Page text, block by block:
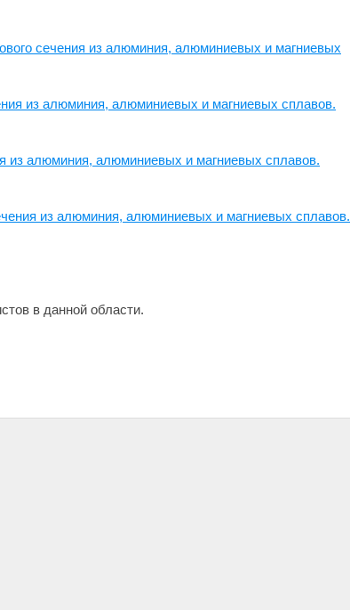
сечения из алюминия, алюминиевых и магниевых
из алюминия, алюминиевых и магниевых сплавов.
из алюминия, алюминиевых и магниевых сплавов.
из алюминия, алюминиевых и магниевых сплавов.
в данной области.